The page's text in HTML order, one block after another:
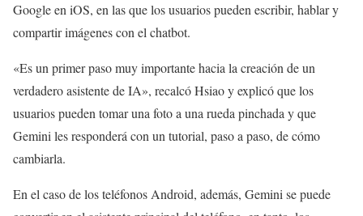
Google en iOS, en las que los usuarios pueden escribir, hablar y
compartir imágenes con el chatbot.
«Es un primer paso muy importante hacia la creación de un
verdadero asistente de IA», recalcó Hsiao y explicó que los
usuarios pueden tomar una foto a una rueda pinchada y que
Gemini les responderá con un tutorial, paso a paso, de cómo
cambiarla.
En el caso de los teléfonos Android, además, Gemini se puede